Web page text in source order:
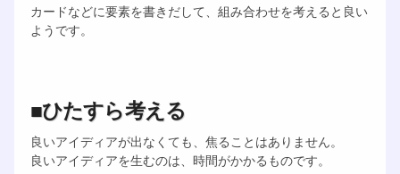
カードなどに要素を書きだして、組み合わせを考えると良い
ようです。
■ひたすら考える
良いアイディアが出なくても、焦ることはありません。
良いアイディアを生むのは、時間がかかるものです。